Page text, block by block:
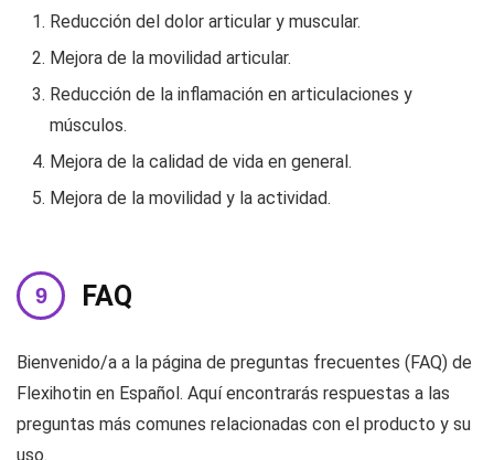
Reducción del dolor articular y muscular.
Mejora de la movilidad articular.
Reducción de la inflamación en articulaciones y
músculos.
Mejora de la calidad de vida en general.
Mejora de la movilidad y la actividad.
FAQ
Bienvenido/a a la página de preguntas frecuentes (FAQ) de
Flexihotin en Español. Aquí encontrarás respuestas a las
preguntas más comunes relacionadas con el producto y su
uso.